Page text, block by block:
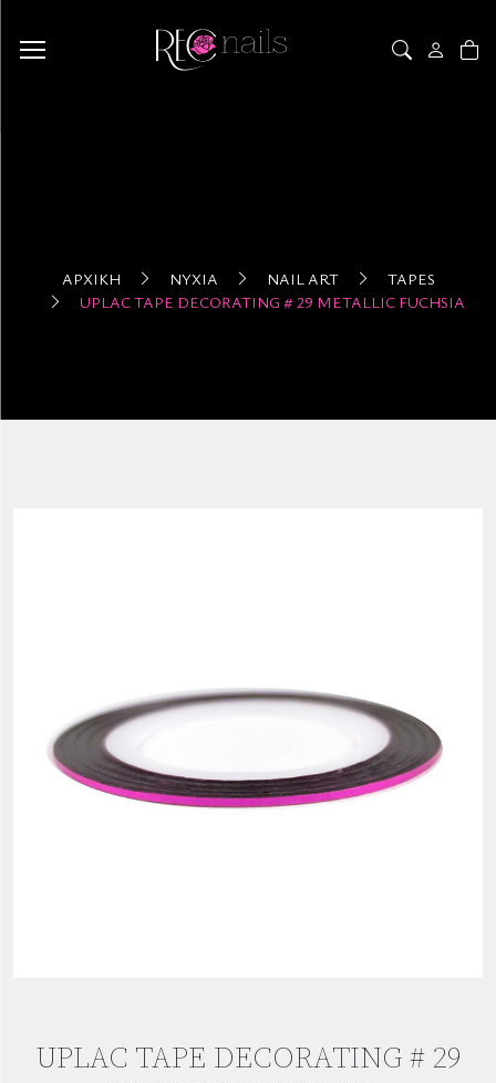
ΑΡΧΙΚΉ ΝΎΧΙΑ NAIL ART
TAPES
UPLAC TAPE DECORATING # 29 METALLIC FUCHSIA
UPLAC TAPE DECORATING # 29